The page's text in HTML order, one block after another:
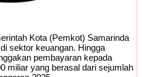
Kota (Pemkot) Samarinda
sektor keuangan. Hingga
pembayaran kepada
miliar yang berasal dari sejumlah